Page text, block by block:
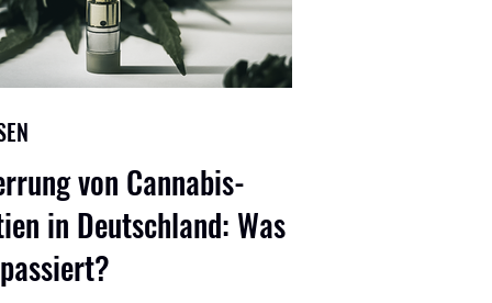
von Cannabis-
in Deutschland: Was